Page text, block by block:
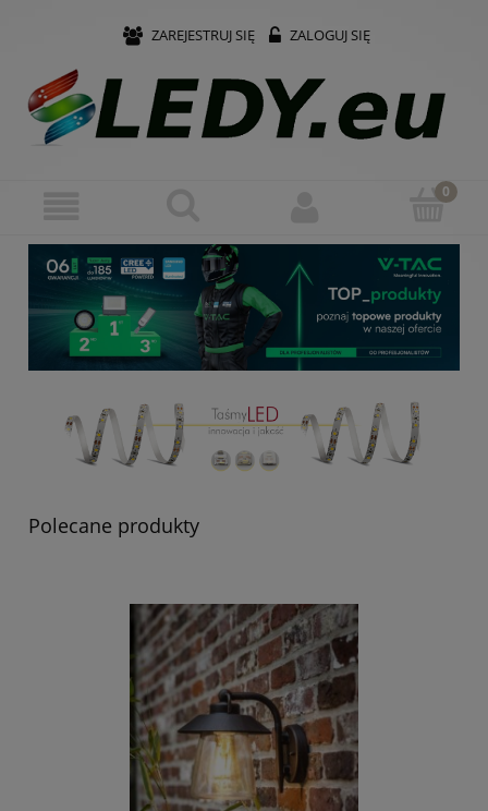
ZAREJESTRUJ SIĘ ZALOGUJ SIĘ
Polecane produkty